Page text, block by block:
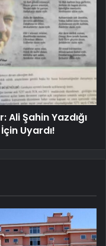
Ali Şahin Yazdığı
İçin Uyardı!